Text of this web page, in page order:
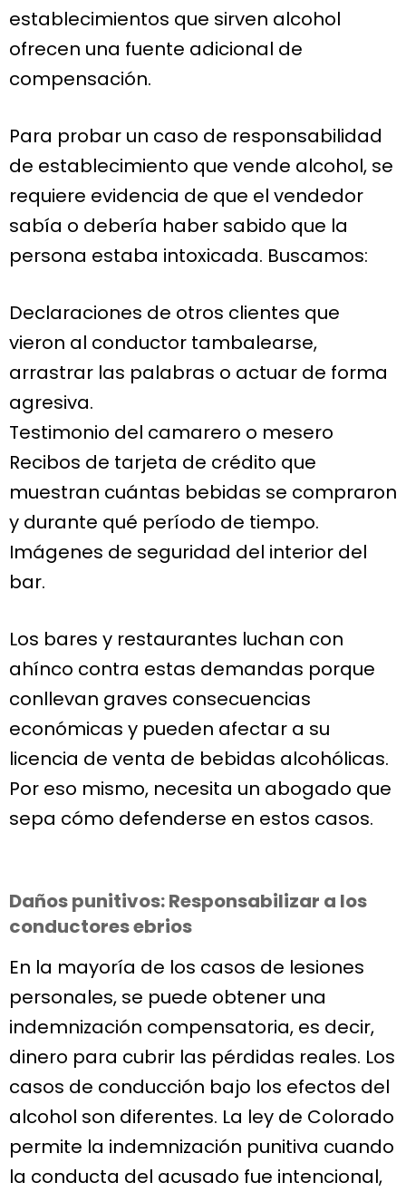
establecimientos que sirven alcohol
ofrecen una fuente adicional de
compensación.
Para probar un caso de responsabilidad
de establecimiento que vende alcohol, se
requiere evidencia de que el vendedor
sabía o debería haber sabido que la
persona estaba intoxicada. Buscamos:
Declaraciones de otros clientes que
vieron al conductor tambalearse,
arrastrar las palabras o actuar de forma
agresiva.
Testimonio del camarero o mesero
Recibos de tarjeta de crédito que
muestran cuántas bebidas se compraron
y durante qué período de tiempo.
Imágenes de seguridad del interior del
bar.
Los bares y restaurantes luchan con
ahínco contra estas demandas porque
conllevan graves consecuencias
económicas y pueden afectar a su
licencia de venta de bebidas alcohólicas.
Por eso mismo, necesita un abogado que
sepa cómo defenderse en estos casos.
Daños punitivos: Responsabilizar a los
conductores ebrios
En la mayoría de los casos de lesiones
personales, se puede obtener una
indemnización compensatoria, es decir,
dinero para cubrir las pérdidas reales. Los
casos de conducción bajo los efectos del
alcohol son diferentes. La ley de Colorado
permite la indemnización punitiva cuando
la conducta del acusado fue intencional,